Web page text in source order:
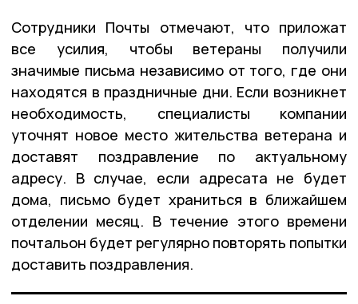
Сотрудники Почты отмечают, что приложат
все усилия, чтобы ветераны получили
значимые письма независимо от того, где они
находятся в праздничные дни. Если возникнет
необходимость, специалисты компании
уточнят новое место жительства ветерана и
доставят поздравление по актуальному
адресу. В случае, если адресата не будет
дома, письмо будет храниться в ближайшем
отделении месяц. В течение этого времени
почтальон будет регулярно повторять попытки
доставить поздравления.